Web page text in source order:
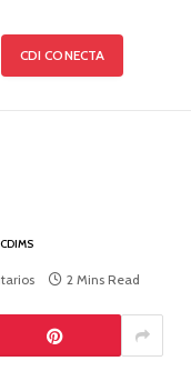
CDI CONECTA
2 Mins Read